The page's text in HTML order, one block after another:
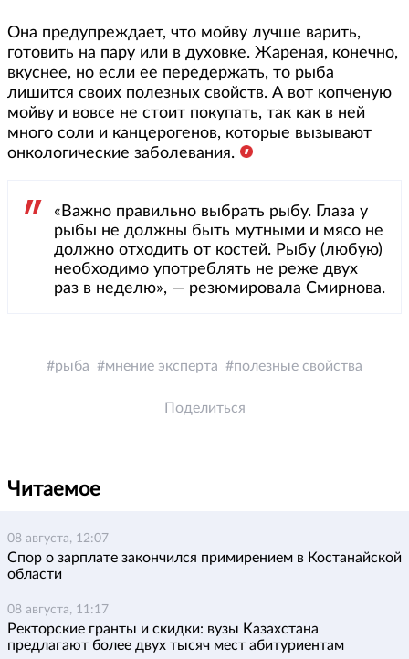
Она предупреждает, что мойву лучше варить,
готовить на пару или в духовке. Жареная, конечно,
вкуснее, но если ее передержать, то рыба
лишится своих полезных свойств. А вот копченую
мойву и вовсе не стоит покупать, так как в ней
много соли и канцерогенов, которые вызывают
онкологические заболевания.
«Важно правильно выбрать рыбу. Глаза у
рыбы не должны быть мутными и мясо не
должно отходить от костей. Рыбу (любую)
необходимо употреблять не реже двух
раз в неделю», — резюмировала Смирнова.
рыба мнение эксперта полезные свойства
Поделиться
Читаемое
08 августа, 12:07
Спор о зарплате закончился примирением в Костанайской
области
08 августа, 11:17
Ректорские гранты и скидки: вузы Казахстана
предлагают более двух тысяч мест абитуриентам